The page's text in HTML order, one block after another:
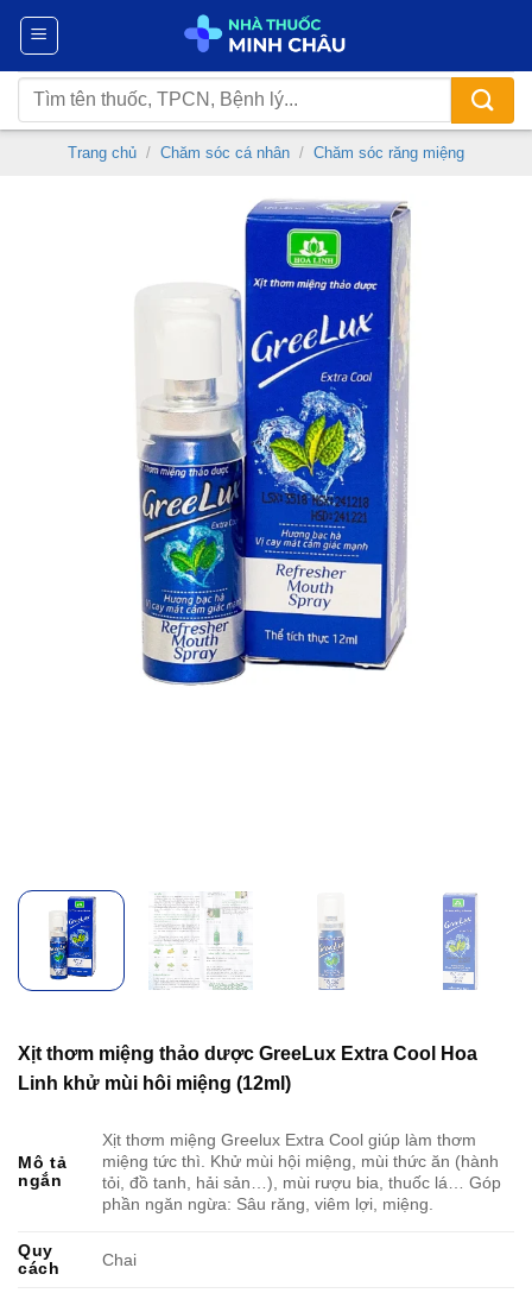
Chuyển
nội
dung
Tìm
kiếm:
Trang chủ / Chăm sóc cá nhân / Chăm sóc răng miệng
Xịt thơm miệng thảo dược GreeLux Extra Cool Hoa
Linh khử mùi hôi miệng (12ml)
Mô tả
ngắn
Xịt thơm miệng Greelux Extra Cool giúp làm thơm
miệng tức thì. Khử mùi hội miệng, mùi thức ăn (hành
tỏi, đồ tanh, hải sản…), mùi rượu bia, thuốc lá… Góp
phần ngăn ngừa: Sâu răng, viêm lợi, miệng.
Quy
cách
Chai